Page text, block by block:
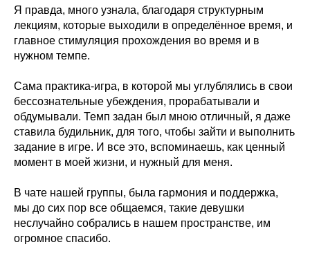
Я правда, много узнала, благодаря структурным
лекциям, которые выходили в определённое время, и
главное стимуляция прохождения во время и в
нужном темпе.
Сама практика-игра, в которой мы углублялись в свои
бессознательные убеждения, прорабатывали и
обдумывали. Темп задан был мною отличный, я даже
ставила будильник, для того, чтобы зайти и выполнить
задание в игре. И все это, вспоминаешь, как ценный
момент в моей жизни, и нужный для меня.
В чате нашей группы, была гармония и поддержка,
мы до сих пор все общаемся, такие девушки
неслучайно собрались в нашем пространстве, им
огромное спасибо.